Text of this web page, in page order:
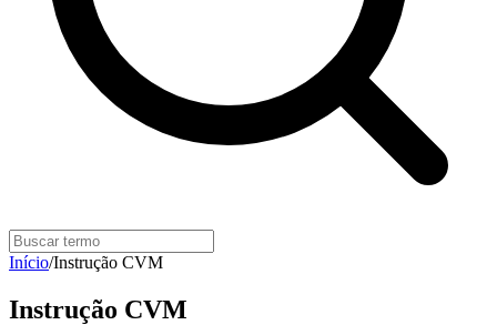
Início/Instrução CVM
Instrução CVM